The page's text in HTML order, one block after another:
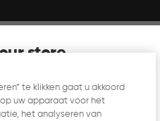
store
you like to shop?
te klikken gaat u akkoord
uw apparaat voor het
het analyseren van